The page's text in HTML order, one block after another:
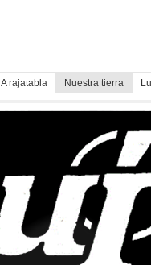
A rajatabla Nuestra tierra